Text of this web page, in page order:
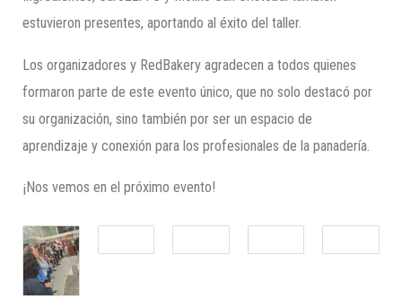
estuvieron presentes, aportando al éxito del taller.
Los organizadores y RedBakery agradecen a todos quienes
formaron parte de este evento único, que no solo destacó por
su organización, sino también por ser un espacio de
aprendizaje y conexión para los profesionales de la panadería.
¡Nos vemos en el próximo evento!